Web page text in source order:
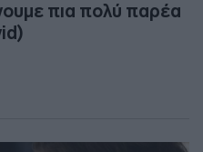
πια πολύ παρέα